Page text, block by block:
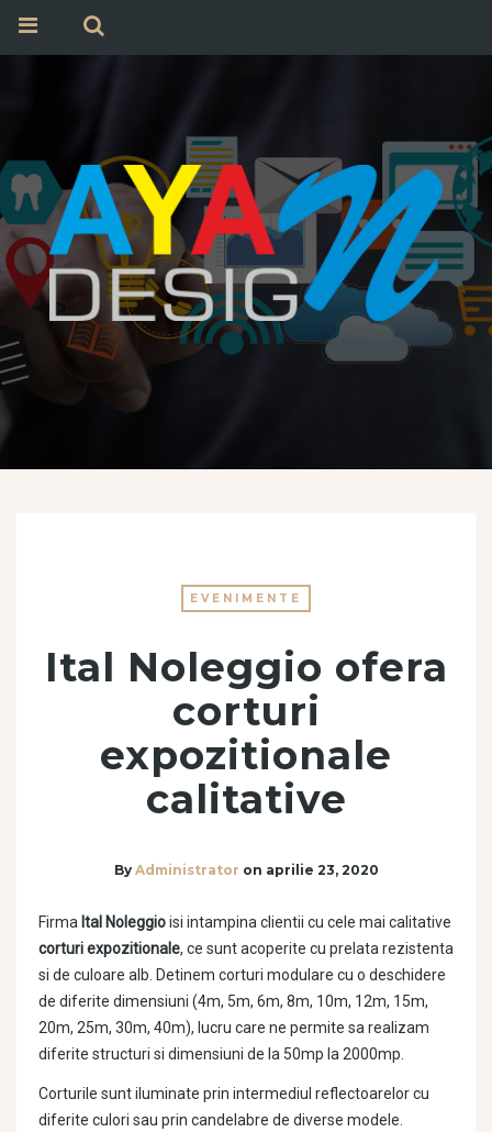
EVENIMENTE
Ital Noleggio ofera
corturi
expozitionale
calitative
By Administrator on aprilie 23, 2020
Firma Ital Noleggioisi intampina clientii cu cele mai calitative
corturi expozitionale, ce sunt acoperite cu prelata rezistenta
si de culoare alb. Detinem corturi modulare cu o deschidere
de diferite dimensiuni (4m, 5m, 6m, 8m, 10m, 12m, 15m,
20m, 25m, 30m, 40m), lucru care ne permite sa realizam
diferite structuri si dimensiuni de la 50mp la 2000mp.
Corturile sunt iluminate prin intermediul reflectoarelor cu
diferite culori sau prin candelabre de diverse modele.